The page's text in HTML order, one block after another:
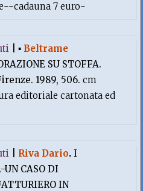
cadauna 7 euro-
|▪ Beltrame
SU STOFFA.
1989, 506.cm
editoriale cartonata ed
Riva Dario.I
CASO DI
IN